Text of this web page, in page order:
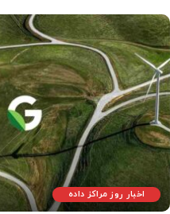
اخبار روز مراکز داده